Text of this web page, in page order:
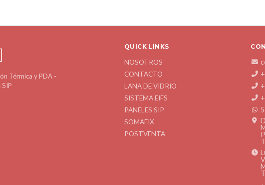
Térmica y PDA -
SIP
QUICK LINKS
NOSOTROS
CONTACTO
LANA DE VIDRIO
SISTEMA EIFS
PANELES SIP
SOMAFIX
POSTVENTA